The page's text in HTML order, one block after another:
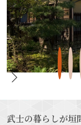
武士の暮らしが垣